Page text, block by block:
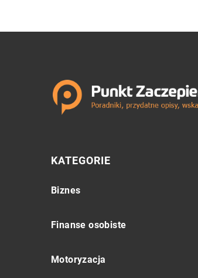
KATEGORIE
Biznes
Finanse osobiste
Motoryzacja